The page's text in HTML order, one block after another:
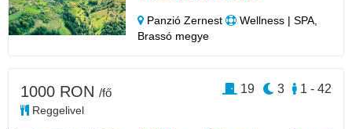
Panzió Zernest
Wellness | SPA,
Brassó megye
1000 RON /fő
Reggelivel
1 - 42
3
19